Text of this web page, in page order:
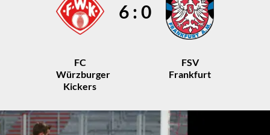
FC
Würzburger
Kickers
6 : 0
FSV
Frankfurt